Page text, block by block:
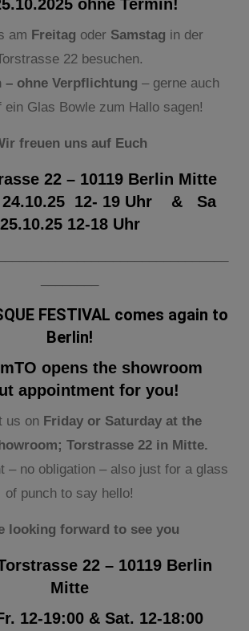
ohne Termin!
am Freitag oder Samstag in der
22 besuchen.
– ohne Verpflichtung – gerne auch
ein Glas Bowle zum Hallo sagen!
ir freuen uns auf Euch
22 – 10119 Berlin Mitte
24.10.25 12- 19 Uhr & Sa
25.10.25 12-18 Uhr
FESTIVAL comes again to
Berlin!
opens the showroom
appointment for you!
us on Friday or Saturday at the
Torstrasse 22 in Mitte.
– no obligation – also just for a glass
of punch to say hello!
looking forward to see you
22 – 10119 Berlin
Mitte
12-19:00 & Sat. 12-18:00